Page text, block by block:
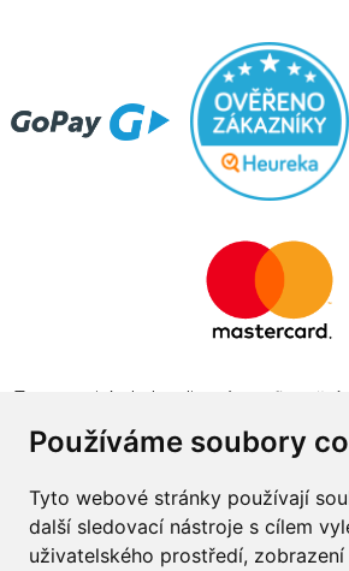
Používáme soubory
Tyto webové stránky používají
další sledovací nástroje s cílem
uživatelského prostředí,
Tento projekt byl realizován za finanční
obchodu v programu The